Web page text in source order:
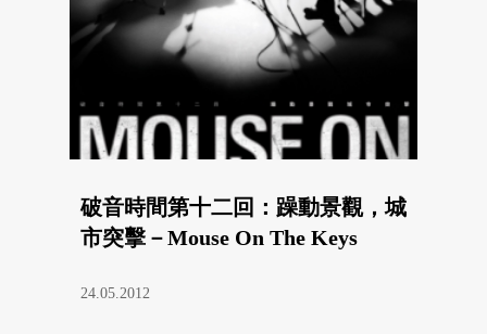
破音時間第十二回：躁動景觀，城
市突擊－Mouse On The Keys
24.05.2012